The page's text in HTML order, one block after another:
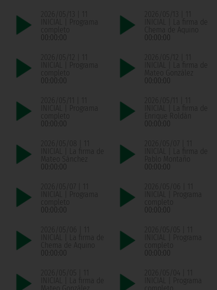
2026/05/13 | 11
INICIAL | Programa
completo
00:00:00
2026/05/13 | 11
INICIAL | La firma de
Chema de Aquino
00:00:00
2026/05/12 | 11
INICIAL | Programa
completo
00:00:00
2026/05/12 | 11
INICIAL | La firma de
Mateo González
00:00:00
2026/05/11 | 11
INICIAL | Programa
completo
00:00:00
2026/05/11 | 11
INICIAL | La firma de
Enrique Roldán
00:00:00
2026/05/08 | 11
INICIAL | La firma de
Mateo Sánchez
00:00:00
2026/05/07 | 11
INICIAL | La firma de
Pablo Montaño
00:00:00
2026/05/07 | 11
INICIAL | Programa
completo
00:00:00
2026/05/06 | 11
INICIAL | Programa
completo
00:00:00
2026/05/06 | 11
INICIAL | La firma de
Chema de Aquino
00:00:00
2026/05/05 | 11
INICIAL | Programa
completo
00:00:00
2026/05/05 | 11
INICIAL | La firma de
2026/05/04 | 11
INICIAL | Programa